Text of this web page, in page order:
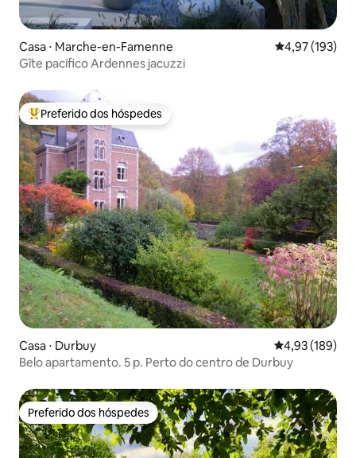
Casa ⋅ Marche-en-Famenne 4,97 de uma
4,97 (193)
Gîte pacífico Ardennes jacuzzi
Entre os melhores preferidos dos hóspedes
Preferido dos hóspedes
Casa ⋅ Durbuy 4,93 de uma
4,93 (189)
Belo apartamento. 5 p. Perto do centro de Durbuy
Preferido dos hóspedes
Preferido dos hóspedes